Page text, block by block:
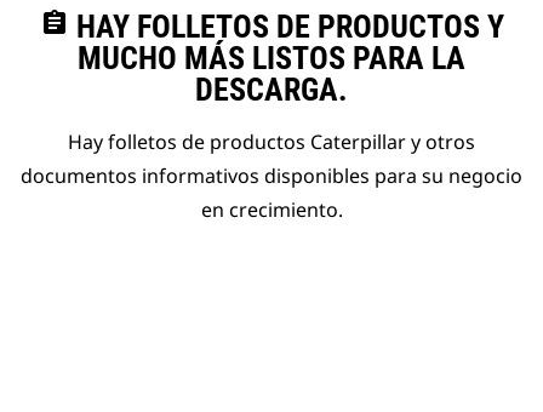
assignment HAY FOLLETOS DE PRODUCTOS Y
MUCHO MÁS LISTOS PARA LA
DESCARGA.
Hay folletos de productos Caterpillar y otros
documentos informativos disponibles para su negocio
en crecimiento.